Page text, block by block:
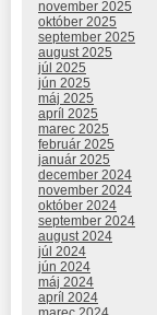
november 2025
október 2025
september 2025
august 2025
júl 2025
jún 2025
máj 2025
apríl 2025
marec 2025
február 2025
január 2025
december 2024
november 2024
október 2024
september 2024
august 2024
júl 2024
jún 2024
máj 2024
apríl 2024